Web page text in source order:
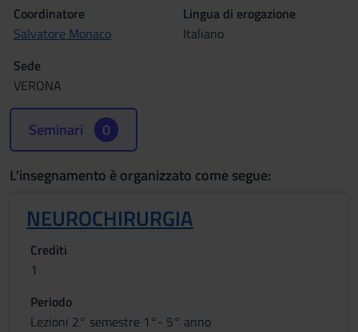
Coordinatore
Salvatore Monaco
Lingua di erogazione
Italiano
Sede
VERONA
Seminari 0
L'insegnamento è organizzato come segue:
NEUROCHIRURGIA
Crediti
1
Periodo
Lezioni 2° semestre 1°- 5° anno